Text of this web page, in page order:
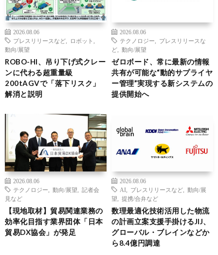
2026.08.06
プレスリリースなど
ロボット
動向/展望
ROBO-HI、吊り下げ式クレー
ンに代わる超重量級
200tAGVで「落下リスク」
解消と説明
2026.08.06
テクノロジー
プレスリリースな
ど
動向/展望
ゼロボード、常に最新の情報
共有が可能な“動的サプライヤ
ー管理”実現する新システムの
提供開始へ
2026.08.06
テクノロジー
動向/展望
記者会
見など
【現地取材】貿易関連業務の
効率化目指す業界団体「日本
貿易DX協会」が発足
2026.08.06
AI
プレスリリースなど
動向/展
望
提携/合弁など
数理最適化技術活用した物流
の計画立案支援手掛けるJIJ、
グローバル・ブレインなどか
ら8.4億円調達